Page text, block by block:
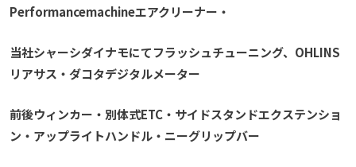
Performancemachineエアクリーナー・
当社シャーシダイナモにてフラッシュチューニング、OHLINS
リアサス・ダコタデジタルメーター
前後ウィンカー・別体式ETC・サイドスタンドエクステンショ
ン・アップライトハンドル・ニーグリップバー